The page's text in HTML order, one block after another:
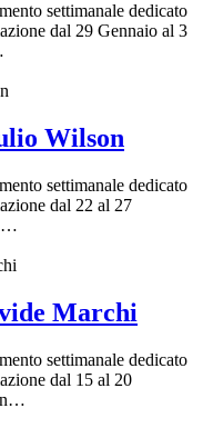
settimanale dedicato
dal 29 Gennaio al 3
Wilson
settimanale dedicato
dal 22 al 27
…
Marchi
settimanale dedicato
dal 15 al 20
…